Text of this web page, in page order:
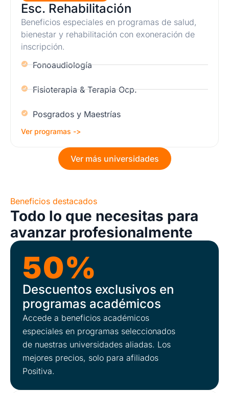
Esc. Rehabilitación
Beneficios especiales en programas de salud,
bienestar y rehabilitación con exoneración de
inscripción.
Fonoaudiología
Fisioterapia & Terapia Ocp.
Posgrados y Maestrías
Ver programas ->
Ver más universidades
Beneficios destacados
Todo lo que necesitas para
avanzar profesionalmente
50%
Descuentos exclusivos en
programas académicos
Accede a beneficios académicos
especiales en programas seleccionados
de nuestras universidades aliadas. Los
mejores precios, solo para afiliados
Positiva.